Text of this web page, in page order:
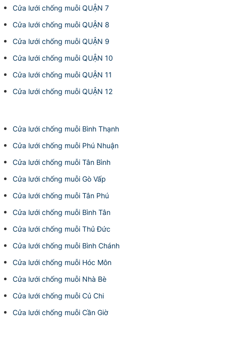
Cửa lưới chống muỗi QUẬN 7
Cửa lưới chống muỗi QUẬN 8
Cửa lưới chống muỗi QUẬN 9
Cửa lưới chống muỗi QUẬN 10
Cửa lưới chống muỗi QUẬN 11
Cửa lưới chống muỗi QUẬN 12
Cửa lưới chống muỗi Bình Thạnh
Cửa lưới chống muỗi Phú Nhuận
Cửa lưới chống muỗi Tân Bình
Cửa lưới chống muỗi Gò Vấp
Cửa lưới chống muỗi Tân Phú
Cửa lưới chống muỗi Bình Tân
Cửa lưới chống muỗi Thủ Đức
Cửa lưới chống muỗi Bình Chánh
Cửa lưới chống muỗi Hóc Môn
Cửa lưới chống muỗi Nhà Bè
Cửa lưới chống muỗi Củ Chi
Cửa lưới chống muỗi Cần Giờ